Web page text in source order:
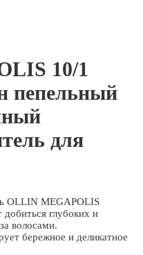
10/1
пепельный
для
OLLIN MEGAPOLIS
глубоких и
волосами.
бережное и деликатное